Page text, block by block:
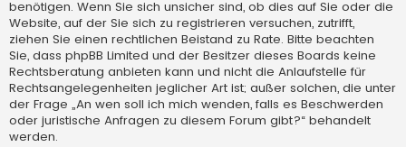
benötigen. Wenn Sie sich unsicher sind, ob dies auf Sie oder die
Website, auf der Sie sich zu registrieren versuchen, zutrifft,
ziehen Sie einen rechtlichen Beistand zu Rate. Bitte beachten
Sie, dass phpBB Limited und der Besitzer dieses Boards keine
Rechtsberatung anbieten kann und nicht die Anlaufstelle für
Rechtsangelegenheiten jeglicher Art ist; außer solchen, die unter
der Frage „An wen soll ich mich wenden, falls es Beschwerden
oder juristische Anfragen zu diesem Forum gibt?“ behandelt
werden.